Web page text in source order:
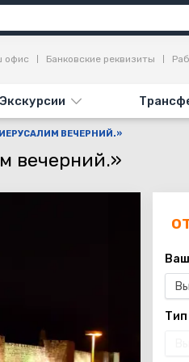
Экскурсии
офис Банковские реквизиты
ВЕЧЕРНИЙ.»
вечерний.»